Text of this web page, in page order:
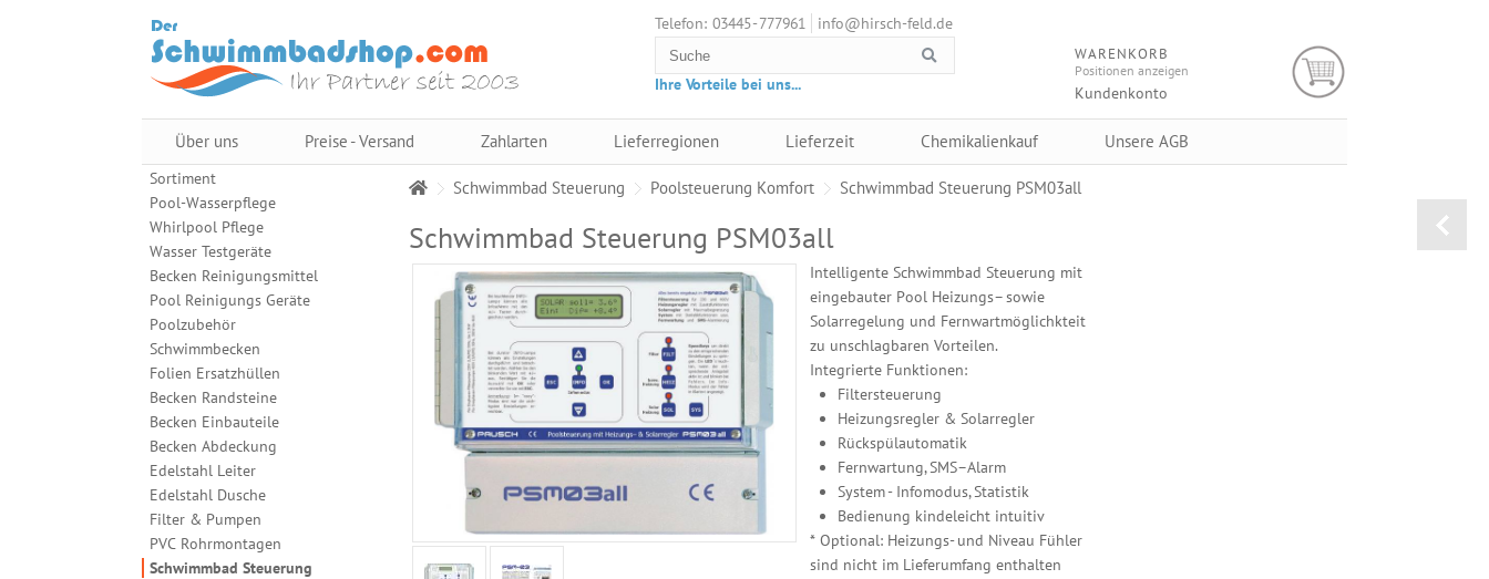
Schwimmbad Steuerung Poolsteuerung Komfort Schwimmbad Steuerung PSM03all
Schwimmbad Steuerung PSM03all
Intelligente Schwimmbad Steuerung mit
eingebauter Pool Heizungs– sowie
Solarregelung und Fernwartmöglichkteit
zu unschlagbaren Vorteilen.
Integrierte Funktionen:
Filtersteuerung
Heizungsregler & Solarregler
Rückspülautomatik
Fernwartung, SMS–Alarm
System - Infomodus, Statistik
Bedienung kindeleicht intuitiv
* Optional: Heizungs- und Niveau Fühler
sind nicht im Lieferumfang enthalten
Sortiment
Pool-Wasserpflege
Whirlpool Pflege
Wasser Testgeräte
Becken Reinigungsmittel
Pool Reinigungs Geräte
Poolzubehör
Schwimmbecken
Folien Ersatzhüllen
Becken Randsteine
Becken Einbauteile
Becken Abdeckung
Edelstahl Leiter
Edelstahl Dusche
Filter & Pumpen
PVC Rohrmontagen
Schwimmbad Steuerung
Telefon: 03445 - 777961 info@hirsch-feld.de
Ihre Vorteile bei uns...
WARENKORB
Positionen anzeigen
Kundenkonto
Über uns Preise - Versand Zahlarten Lieferregionen Lieferzeit Chemikalienkauf Unsere AGB